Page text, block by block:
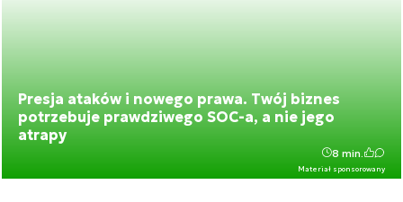
Presja ataków i nowego prawa. Twój biznes
potrzebuje prawdziwego SOC-a, a nie jego
atrapy
Materiał sponsorowany
8 min.